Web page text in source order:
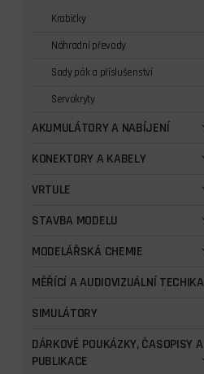
Krabičky
Náhradní převody
Sady pák a příslušenství
Servokryty
AKUMULÁTORY A NABÍJENÍ
KONEKTORY A KABELY
VRTULE
STAVBA MODELU
MODELÁŘSKÁ CHEMIE
MĚŘÍCÍ A AUDIOVIZUÁLNÍ TECHIKA
SIMULÁTORY
DÁRKOVÉ POUKÁZKY, ČASOPISY A
PUBLIKACE